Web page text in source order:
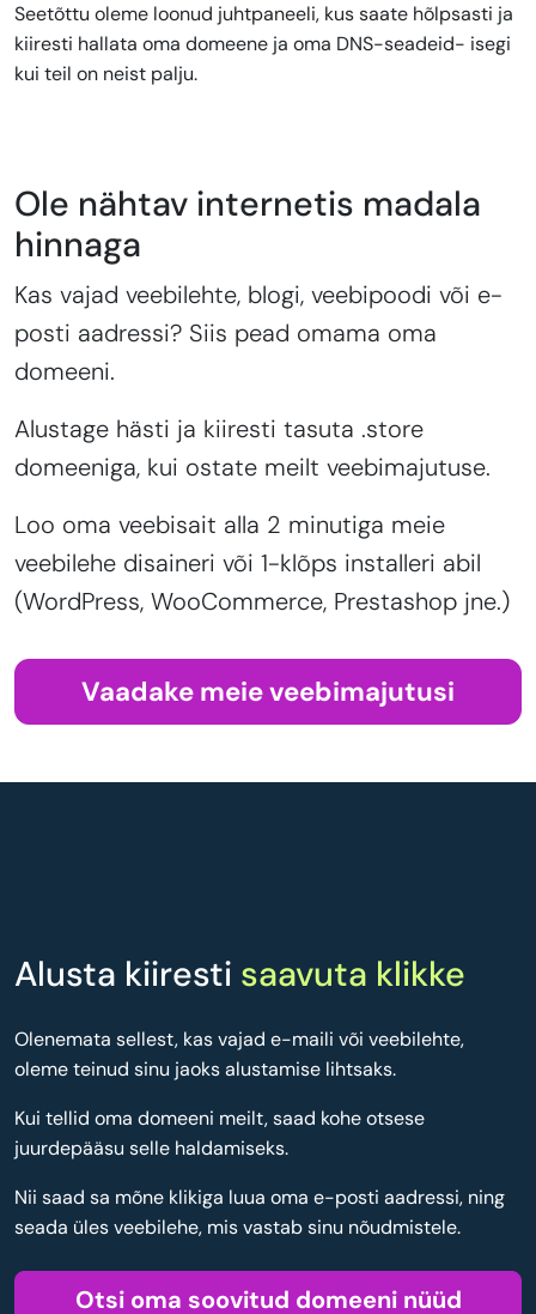
Seetõttu oleme loonud juhtpaneeli, kus saate hõlpsasti ja
kiiresti hallata oma domeene ja oma DNS-seadeid- isegi
kui teil on neist palju.
Ole nähtav internetis madala
hinnaga
Kas vajad veebilehte, blogi, veebipoodi või e-
posti aadressi? Siis pead omama oma
domeeni.
Alustage hästi ja kiiresti tasuta .store
domeeniga, kui ostate meilt veebimajutuse.
Loo oma veebisait alla 2 minutiga meie
veebilehe disaineri või 1-klõps installeri abil
(WordPress, WooCommerce, Prestashop jne.)
Vaadake meie veebimajutusi
Alusta kiiresti saavuta klikke
Olenemata sellest, kas vajad e-maili või veebilehte,
oleme teinud sinu jaoks alustamise lihtsaks.
Kui tellid oma domeeni meilt, saad kohe otsese
juurdepääsu selle haldamiseks.
Nii saad sa mõne klikiga luua oma e-posti aadressi, ning
seada üles veebilehe, mis vastab sinu nõudmistele.
Otsi oma soovitud domeeni nüüd